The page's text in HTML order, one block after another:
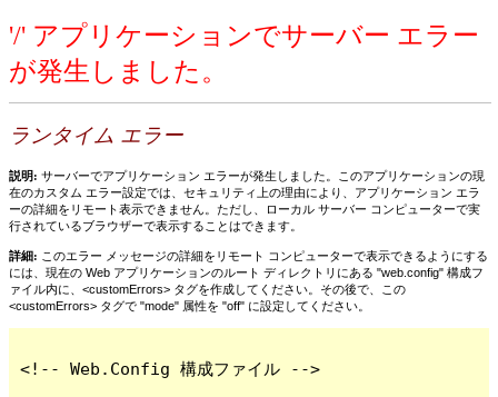
'/' アプリケーションでサーバー エラー
が発生しました。
ランタイム エラー
説明: サーバーでアプリケーション エラーが発生しました。このアプリケーションの現
在のカスタム エラー設定では、セキュリティ上の理由により、アプリケーション エラ
ーの詳細をリモート表示できません。ただし、ローカル サーバー コンピューターで実
行されているブラウザーで表示することはできます。
詳細: このエラー メッセージの詳細をリモート コンピューターで表示できるようにする
には、現在の Web アプリケーションのルート ディレクトリにある "web.config" 構成フ
ァイル内に、<customErrors> タグを作成してください。その後で、この
<customErrors> タグで "mode" 属性を "off" に設定してください。
<!-- Web.Config 構成ファイル -->